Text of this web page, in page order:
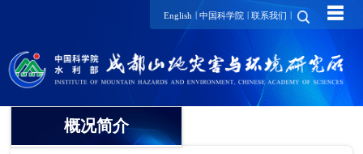
English | 中国科学院 | 联系我们 | ☰
概况简介